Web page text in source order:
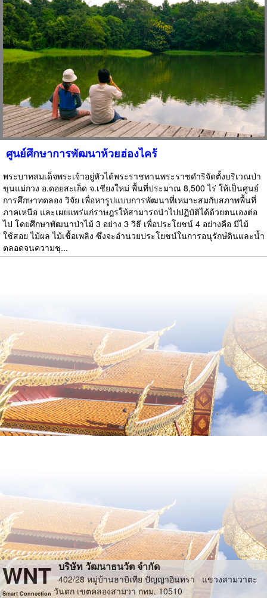
ศูนย์ศึกษาการพัฒนาห้วยฮ่องไคร้
พระบาทสมเด็จพระเจ้าอยู่หัวได้พระราชทานพระราชดำริจัดตั้งบริเวณป่า
ขุนแม่กวง อ.ดอยสะเก็ด จ.เชียงใหม่ พื้นที่ประมาณ 8,500 ไร่ ให้เป็นศูนย์
การศึกษาทดลอง วิจัย เพื่อหารูปแบบการพัฒนาที่เหมาะสมกับสภาพพื้นที่
ภาคเหนือ และเผยแพร่แก่ราษฎรให้สามารถนำไปปฏิบัติได้ด้วยตนเองต่อ
ไป โดยศึกษาพัฒนาป่าไม้ 3 อย่าง 3 วิธี เพื่อประโยชน์ 4 อย่างคือ มีไม้
ใช้สอย ไม้ผล ไม้เชื้อเพลิง ซึ่งจะอำนวยประโยชน์ในการอนุรักษ์ดินและน้ำ
ตลอดจนความชุ...
WNT
Smart Connection
บริษัท วัฒนาธนวัต จำกัด
402/28 หมู่บ้านฮาบิเทีย ปัญญาอินทรา แขวงสามวาตะ
วันตก เขตคลองสามวา กทม. 10510